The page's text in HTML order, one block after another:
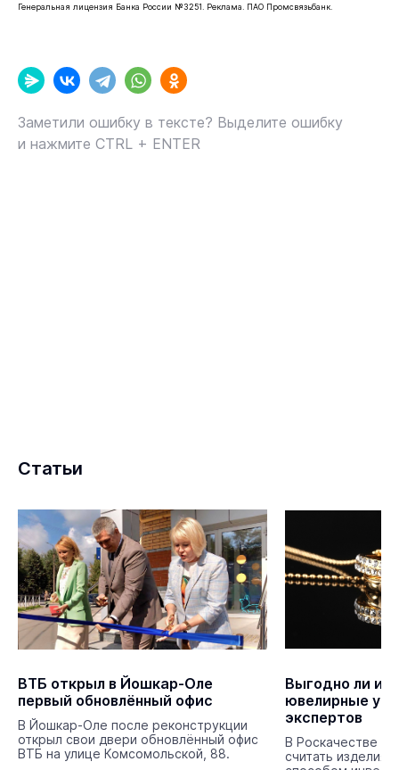
Генеральная лицензия Банка России №3251. Реклама. ПАО Промсвязьбанк.
Заметили ошибку в тексте? Выделите ошибку
и нажмите CTRL + ENTER
Статьи
ВТБ открыл в Йошкар-Оле
первый обновлённый офис
В Йошкар-Оле после реконструкции
открыл свои двери обновлённый офис
ВТБ на улице Комсомольской, 88.
Выгодно ли
ювелирные
экспертов
В Роскачестве
считать изделия